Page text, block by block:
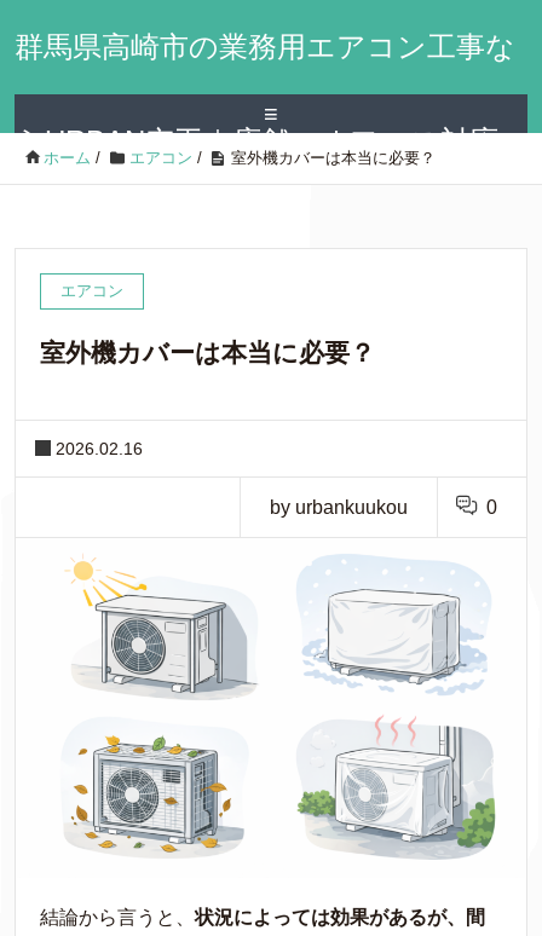
群馬県高崎市の業務用エアコン工事な
らURBAN空工｜店舗・オフィス対応
≡
ホーム / エアコン / 室外機カバーは本当に必要？
エアコン
室外機カバーは本当に必要？
2026.02.16
by urbankuukou 0
結論から言うと、状況によっては効果があるが、間